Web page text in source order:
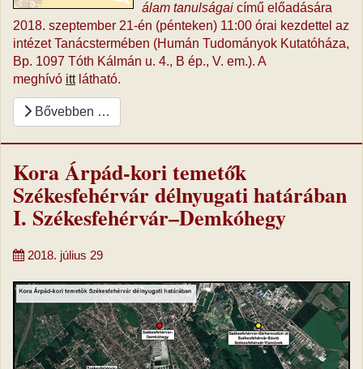
álam tanulságai című előadására
2018. szeptember 21-én (pénteken) 11:00 órai kezdettel az
intézet Tanácstermében (Humán Tudományok Kutatóháza,
Bp. 1097 Tóth Kálmán u. 4., B ép., V. em.). A
meghívó ittlátható.
Bővebben …
Kora Árpád-kori temetők
Székesfehérvár délnyugati határában
I. Székesfehérvár–Demkóhegy
2018. július 29